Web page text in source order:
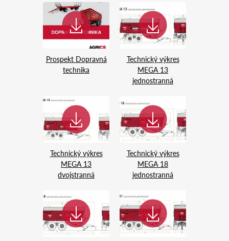
Prospekt Dopravná
technika
Technický výkres
MEGA 13
jednostranná
Technický výkres
MEGA 13
dvojstranná
Technický výkres
MEGA 18
jednostranná